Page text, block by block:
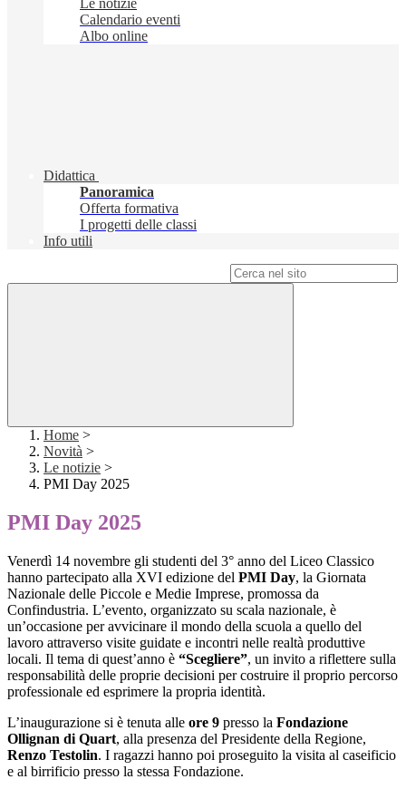
Le notizie
Calendario eventi
Albo online
Didattica
Panoramica
Offerta formativa
I progetti delle classi
Info utili
Home >
Novità >
Le notizie >
PMI Day 2025
PMI Day 2025
Venerdì 14 novembre gli studenti del 3° anno del Liceo Classico
hanno partecipato alla XVI edizione del PMI Day, la Giornata
Nazionale delle Piccole e Medie Imprese, promossa da
Confindustria. L’evento, organizzato su scala nazionale, è
un’occasione per avvicinare il mondo della scuola a quello del
lavoro attraverso visite guidate e incontri nelle realtà produttive
locali. Il tema di quest’anno è “Scegliere”, un invito a riflettere sulla
responsabilità delle proprie decisioni per costruire il proprio percorso
professionale ed esprimere la propria identità.
L’inaugurazione si è tenuta alle ore 9 presso la Fondazione
Ollignan di Quart, alla presenza del Presidente della Regione,
Renzo Testolin. I ragazzi hanno poi proseguito la visita al caseificio
e al birrificio presso la stessa Fondazione.